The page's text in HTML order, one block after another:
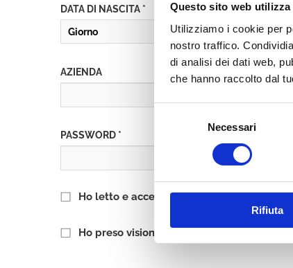
Questo sito web
Utilizziamo i cookie per
nostro traffico.
di analisi dei dati web,
che hanno raccolto dal
Selezione
consenso
Necessari
Rifiuta
DATA DI NASCITA *
AZIENDA
PASSWORD *
Ho letto e accetto l’informativa sulla
Ho preso visione delle